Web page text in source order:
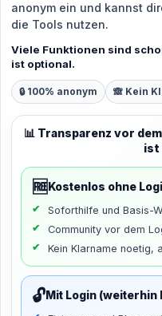
anonym ein und kannst
die Tools nutzen.
Viele Funktionen sind
ist optional.
🔒 100% anonym 🙈 Kein
📊 Transparenz vor
ist
🆓 Kostenlos ohne
Soforthilfe und Basis-
Community vor dem
Kein Klarname noetig,
🔓Mit Login (weiterhin